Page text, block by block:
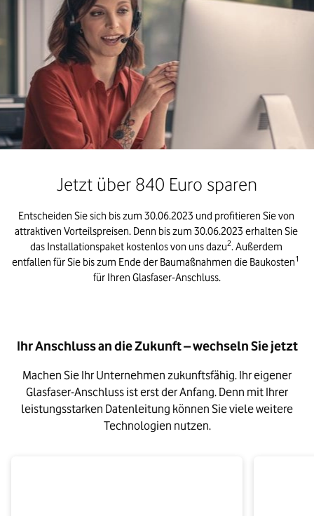
Jetzt über 840 Euro sparen
Entscheiden Sie sich bis zum 30.06.2023 und profitieren Sie von
attraktiven Vorteilspreisen. Denn bis zum 30.06.2023 erhalten Sie
das Installationspaket kostenlos von uns dazu2. Außerdem
entfallen für Sie bis zum Ende der Baumaßnahmen die Baukosten1
Ihr Anschluss an die Zukunft – wechseln Sie jetzt
Machen Sie Ihr Unternehmen zukunftsfähig. Ihr eigener
Glasfaser-Anschluss ist erst der Anfang. Denn mit Ihrer
leistungsstarken Datenleitung können Sie viele weitere
Technologien nutzen.